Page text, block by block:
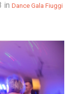
in Dance Gala Fiuggi